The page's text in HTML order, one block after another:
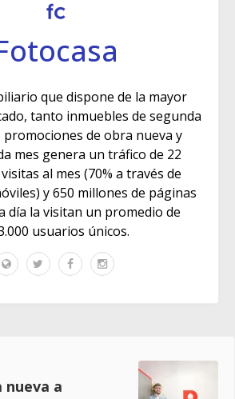
que dispone de la mayor
tanto inmuebles de segunda
promociones de obra nueva y
mes genera un tráfico de 22
al mes (70% a través de
y 650 millones de páginas
día la visitan un promedio de
usuarios únicos.
nueva a